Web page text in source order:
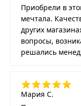
Приобрели в
мечтала.
других
вопросы,
решались
Мария С.